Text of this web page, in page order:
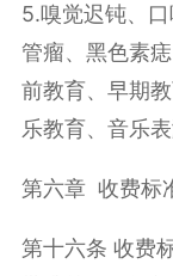
5.嗅觉迟钝、
管瘤、黑色素
前教育、早期
乐教育、音乐
第六章 收费标
第十六条 收费